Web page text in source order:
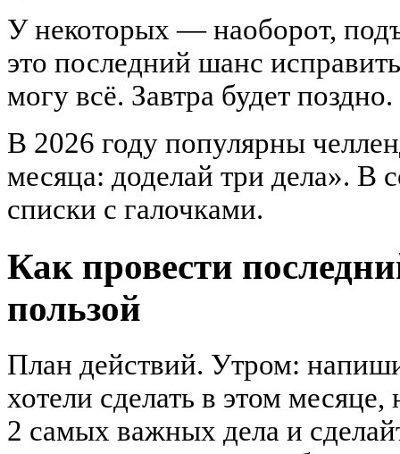
У некоторых — наоборот,
это последний шанс
могу всё. Завтра будет поздно.
В 2026 году популярны
месяца: доделай три дела». В
списки с галочками.
Как провести
пользой
План действий. Утром:
хотели сделать в этом
2 самых важных дела и